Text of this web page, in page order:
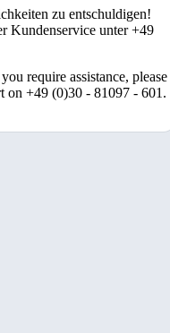
zu entschuldigen!
Kundenservice unter +49
require assistance, please
on +49 (0)30 - 81097 - 601.